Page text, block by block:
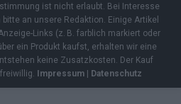
ist nicht erlaubt. Bei Interesse
an unsere Redaktion. Einige Artikel
Links (z. B. farblich markiert oder
ein Produkt kaufst, erhalten wir eine
keine Zusatzkosten. Der Kauf
Impressum | Datenschutz